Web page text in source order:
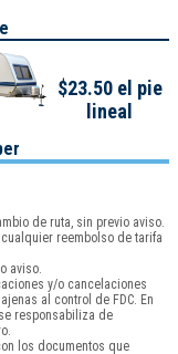
$23.50 el pie
lineal
de ruta, sin previo aviso.
reembolso de tarifa
aviso.
y/o cancelaciones
al control de FDC. En
responsabiliza de
los documentos que